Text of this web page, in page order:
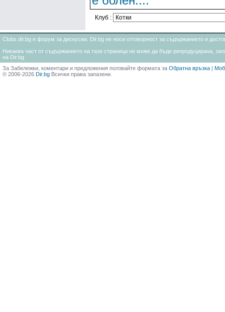
Клуб :
Clubs.dir.bg е форум за дискусии. Dir.bg не носи отговорност за съдържанието и
Никаква част от съдържанието на тази страница не може да бъде репродуцирана,
на Dir.bg
За Забележки, коментари и предложения ползвайте формата за Обратна връзка |
© 2006-2026 Dir.bg Всички права запазени.